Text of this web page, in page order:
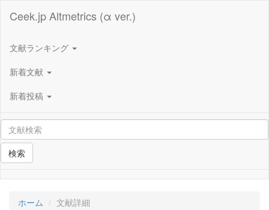
Ceek.jp Altmetrics (α ver.)
文献ランキング
新着文献
新着投稿
検索
ホーム 文献詳細